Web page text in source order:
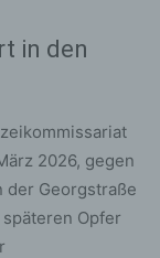
in den
2026, gegen
der Georgstraße
Opfer